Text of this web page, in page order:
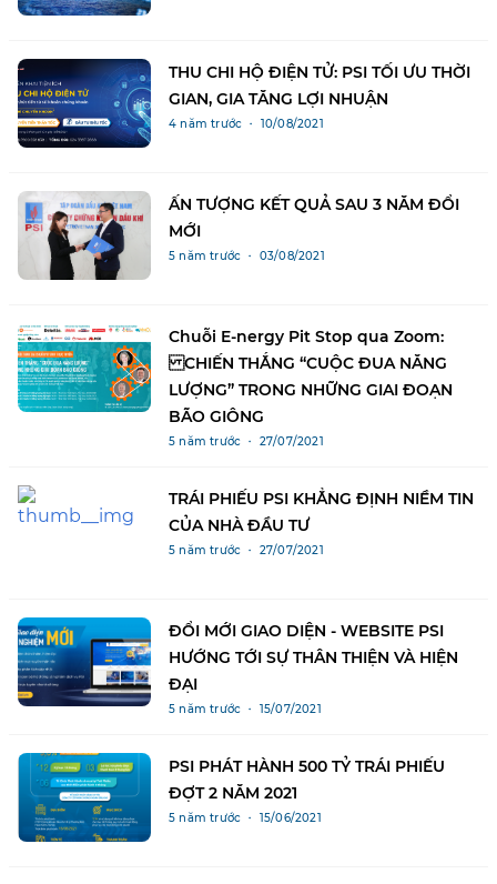
THU CHI HỘ ĐIỆN TỬ: PSI TỐI ƯU THỜI
GIAN, GIA TĂNG LỢI NHUẬN
4 năm trước ・ 10/08/2021
ẤN TƯỢNG KẾT QUẢ SAU 3 NĂM ĐỔI
MỚI
5 năm trước ・ 03/08/2021
Chuỗi E-nergy Pit Stop qua Zoom:
CHIẾN THẮNG “CUỘC ĐUA NĂNG
LƯỢNG” TRONG NHỮNG GIAI ĐOẠN
BÃO GIÔNG
5 năm trước ・ 27/07/2021
TRÁI PHIẾU PSI KHẲNG ĐỊNH NIỀM TIN
CỦA NHÀ ĐẦU TƯ
5 năm trước ・ 27/07/2021
ĐỔI MỚI GIAO DIỆN - WEBSITE PSI
HƯỚNG TỚI SỰ THÂN THIỆN VÀ HIỆN
ĐẠI
5 năm trước ・ 15/07/2021
PSI PHÁT HÀNH 500 TỶ TRÁI PHIẾU
ĐỢT 2 NĂM 2021
5 năm trước ・ 15/06/2021